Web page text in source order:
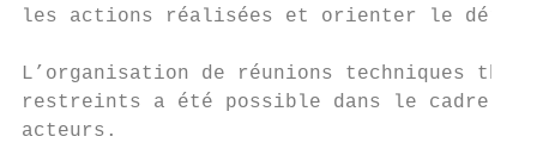
les actions réalisées et orienter le
L’organisation de réunions techniques
restreints a été possible dans le cadre de
acteurs.